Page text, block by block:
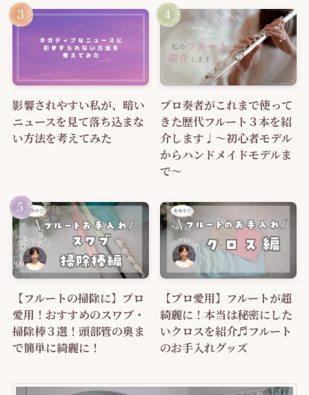
影響されやすい私が、暗い
ニュースを見て落ち込まな
い方法を考えてみた
プロ奏者がこれまで使って
きた歴代フルート３本を紹
介します♩～初心者モデル
からハンドメイドモデルま
で～
【フルートの掃除に】プロ
愛用！おすすめのスワブ・
掃除棒３選！頭部管の奥ま
で簡単に綺麗に！
【プロ愛用】フルートが超
綺麗に！本当は秘密にした
いクロスを紹介♬フルート
のお手入れグッズ